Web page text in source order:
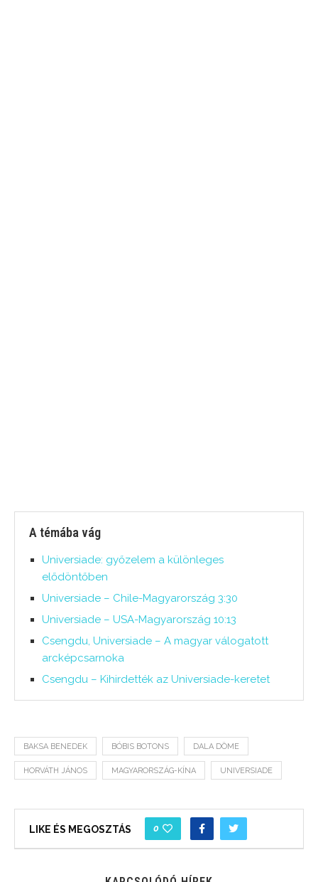
A témába vág
Universiade: győzelem a különleges
elődöntőben
Universiade – Chile-Magyarország 3:30
Universiade – USA-Magyarország 10:13
Csengdu, Universiade – A magyar válogatott
arcképcsarnoka
Csengdu – Kihirdették az Universiade-keretet
BAKSA BENEDEK BÓBIS BOTONS DALA DÖME
HORVÁTH JÁNOS MAGYARORSZÁG-KÍNA UNIVERSIADE
LIKE ÉS MEGOSZTÁS 0